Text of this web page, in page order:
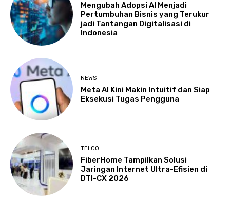
Mengubah Adopsi AI Menjadi
Pertumbuhan Bisnis yang Terukur
jadi Tantangan Digitalisasi di
Indonesia
NEWS
Meta AI Kini Makin Intuitif dan Siap
Eksekusi Tugas Pengguna
TELCO
FiberHome Tampilkan Solusi
Jaringan Internet Ultra-Efisien di
DTI-CX 2026